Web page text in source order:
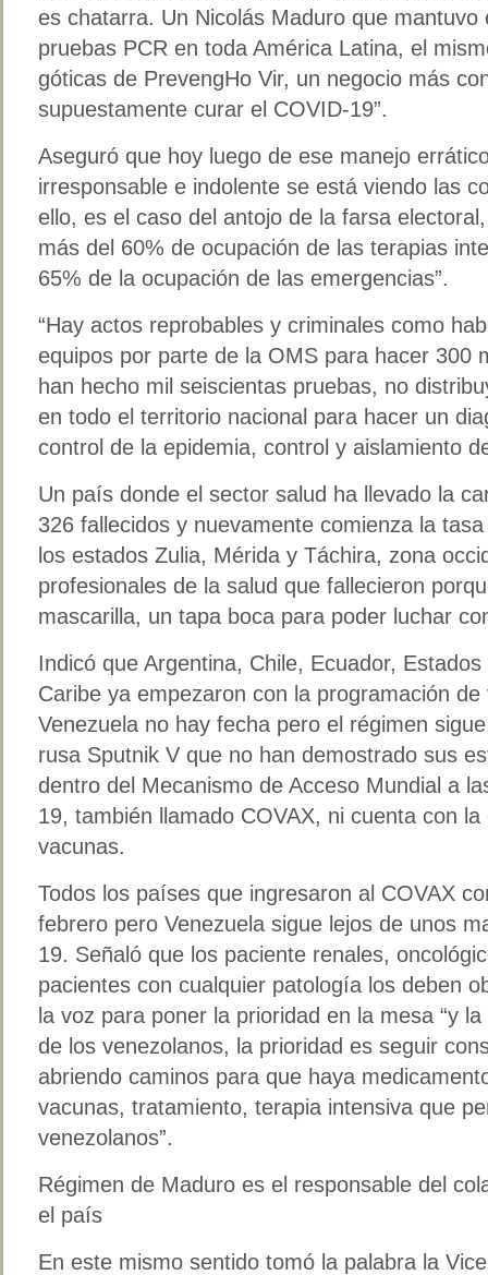
es chatarra. Un Nicolás Maduro que
pruebas PCR en toda América Latina, el
góticas de PrevengHo Vir, un negocio más
supuestamente curar el COVID-19”.
Aseguró que hoy luego de ese manejo
irresponsable e indolente se está viendo las
ello, es el caso del antojo de la farsa
más del 60% de ocupación de las terapias
65% de la ocupación de las emergencias”.
“Hay actos reprobables y criminales como
equipos por parte de la OMS para hacer 300
han hecho mil seiscientas pruebas, no
en todo el territorio nacional para hacer un
control de la epidemia, control y aislamiento
Un país donde el sector salud ha llevado la
326 fallecidos y nuevamente comienza la
los estados Zulia, Mérida y Táchira, zona
profesionales de la salud que fallecieron
mascarilla, un tapa boca para poder luchar
Indicó que Argentina, Chile, Ecuador,
Caribe ya empezaron con la programación
Venezuela no hay fecha pero el régimen
rusa Sputnik V que no han demostrado sus
dentro del Mecanismo de Acceso Mundial a
19, también llamado COVAX, ni cuenta con
vacunas.
Todos los países que ingresaron al COVAX
febrero pero Venezuela sigue lejos de unos
19. Señaló que los paciente renales,
pacientes con cualquier patología los deben
la voz para poner la prioridad en la mesa “y
de los venezolanos, la prioridad es seguir
abriendo caminos para que haya
vacunas, tratamiento, terapia intensiva que
venezolanos”.
Régimen de Maduro es el responsable del
el país
En este mismo sentido tomó la palabra la